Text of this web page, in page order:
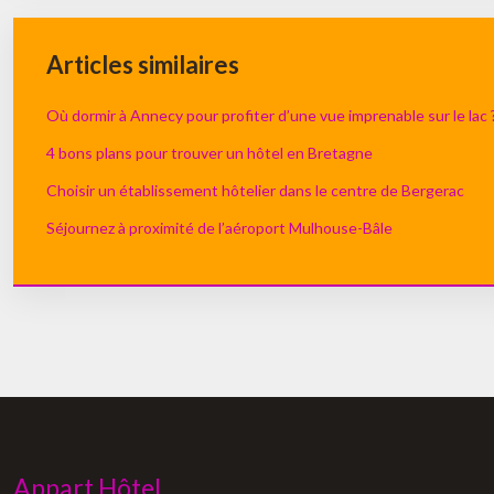
Articles similaires
Où dormir à Annecy pour profiter d’une vue imprenable sur le lac
4 bons plans pour trouver un hôtel en Bretagne
Choisir un établissement hôtelier dans le centre de Bergerac
Séjournez à proximité de l’aéroport Mulhouse-Bâle
Appart Hôtel